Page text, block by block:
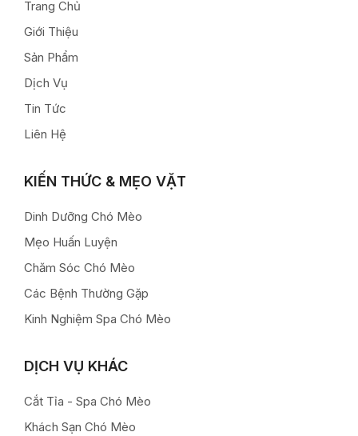
Trang Chủ
Giới Thiệu
Sản Phẩm
Dịch Vụ
Tin Tức
Liên Hệ
KIẾN THỨC & MẸO VẶT
Dinh Dưỡng Chó Mèo
Mẹo Huấn Luyện
Chăm Sóc Chó Mèo
Các Bệnh Thường Gặp
Kinh Nghiệm Spa Chó Mèo
DỊCH VỤ KHÁC
Cắt Tỉa - Spa Chó Mèo
Khách Sạn Chó Mèo